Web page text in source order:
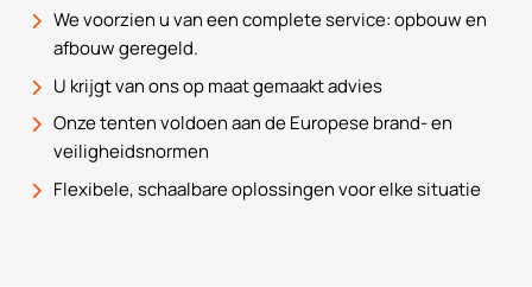
We voorzien u van een complete service: opbouw en
afbouw geregeld.
U krijgt van ons op maat gemaakt advies
Onze tenten voldoen aan de Europese brand- en
veiligheidsnormen
Flexibele, schaalbare oplossingen voor elke situatie